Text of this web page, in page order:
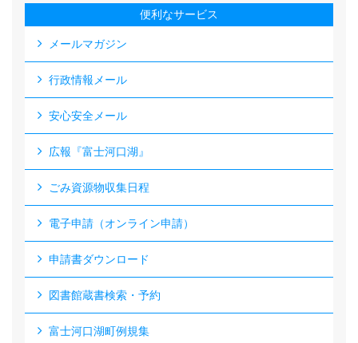
便利なサービス
メールマガジン
行政情報メール
安心安全メール
広報『富士河口湖』
ごみ資源物収集日程
電子申請（オンライン申請）
申請書ダウンロード
図書館蔵書検索・予約
富士河口湖町例規集